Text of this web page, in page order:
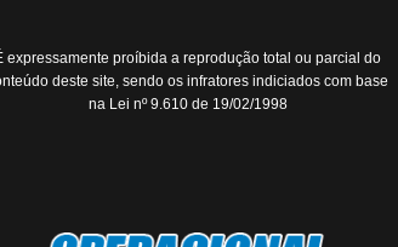
expressamente proíbida a reprodução total ou parcial do
deste site, sendo os infratores indiciados com base
na Lei nº 9.610 de 19/02/1998